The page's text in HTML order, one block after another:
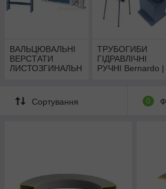
ВАЛЬЦЮВАЛЬНІ
ВЕРСТАТИ
ЛИСТОЗГИНАЛЬН
валкові
ТРУБОГИБИ
ГІДРАВЛІЧНІ
РУЧНІ Bernardo |
Сортування 0